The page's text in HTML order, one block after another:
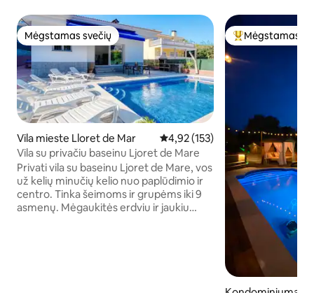
Mėgstamas svečių
Mėgstamas svečių
Vila mieste Lloret de Mar Vidutinis įvertinimas: 4,92 iš 5,
4,92 (153)
Vila su privačiu baseinu Ljoret de Mare
Privati vila su baseinu Ljoret de Mare, vos
už kelių minučių kelio nuo paplūdimio ir
centro. Tinka šeimoms ir grupėms iki 9
asmenų. Mėgaukitės erdviu ir jaukiu
Svečių
Mėgstamas